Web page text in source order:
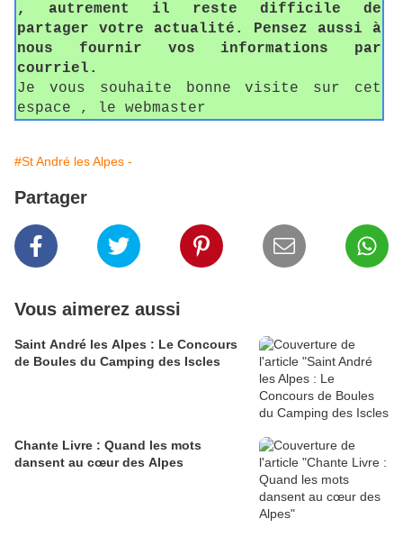
, autrement il reste difficile de
partager votre actualité. Pensez aussi à
nous fournir vos informations par
courriel.
Je vous souhaite bonne visite sur cet
espace , le webmaster
#St André les Alpes -
Partager
Vous aimerez aussi
Saint André les Alpes : Le Concours
de Boules du Camping des Iscles
Chante Livre : Quand les mots
dansent au cœur des Alpes